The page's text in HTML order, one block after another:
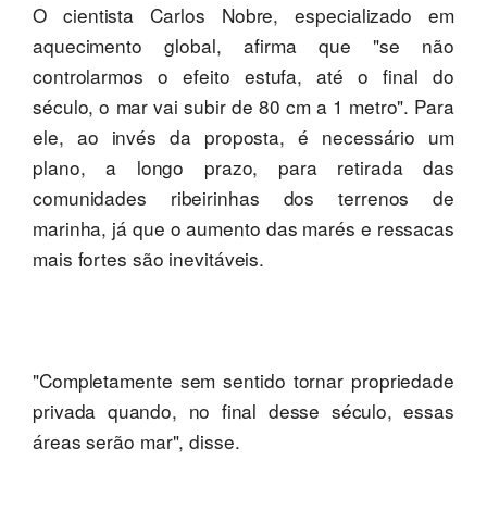
O cientista Carlos Nobre, especializado em
aquecimento global, afirma que "se não
controlarmos o efeito estufa, até o final do
século, o mar vai subir de 80 cm a 1 metro". Para
ele, ao invés da proposta, é necessário um
plano, a longo prazo, para retirada das
comunidades ribeirinhas dos terrenos de
marinha, já que o aumento das marés e ressacas
mais fortes são inevitáveis.
"Completamente sem sentido tornar propriedade
privada quando, no final desse século, essas
áreas serão mar", disse.